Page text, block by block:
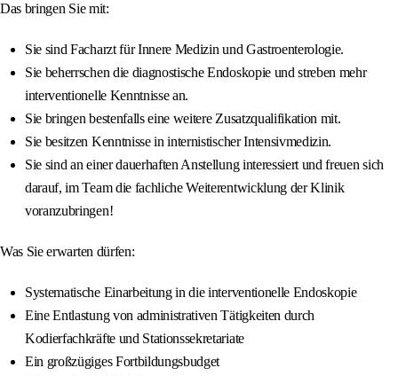
Das bringen Sie mit:
Sie sind Facharzt für Innere Medizin und Gastroenterologie.
Sie beherrschen die diagnostische Endoskopie und streben mehr
interventionelle Kenntnisse an.
Sie bringen bestenfalls eine weitere Zusatzqualifikation mit.
Sie besitzen Kenntnisse in internistischer Intensivmedizin.
Sie sind an einer dauerhaften Anstellung interessiert und freuen sich
darauf, im Team die fachliche Weiterentwicklung der Klinik
voranzubringen!
Was Sie erwarten dürfen:
Systematische Einarbeitung in die interventionelle Endoskopie
Eine Entlastung von administrativen Tätigkeiten durch
Kodierfachkräfte und Stationssekretariate
Ein großzügiges Fortbildungsbudget